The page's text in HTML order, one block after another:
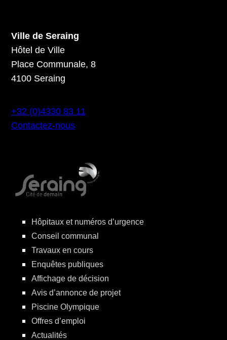
Ville de Seraing
Hôtel de Ville
Place Communale, 8
4100 Seraing
+32 (0)4330 83 11
Contactez-nous
Hôpitaux et numéros d’urgence
Conseil communal
Travaux en cours
Enquêtes publiques
Affichage de décision
Avis d’annonce de projet
Piscine Olympique
Offres d’emploi
Actualités